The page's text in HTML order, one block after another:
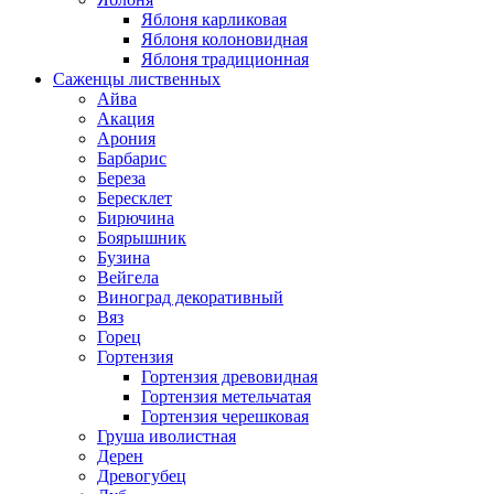
Яблоня карликовая
Яблоня колоновидная
Яблоня традиционная
Саженцы лиственных
Айва
Акация
Арония
Барбарис
Береза
Бересклет
Бирючина
Боярышник
Бузина
Вейгела
Виноград декоративный
Вяз
Горец
Гортензия
Гортензия древовидная
Гортензия метельчатая
Гортензия черешковая
Груша иволистная
Дерен
Древогубец